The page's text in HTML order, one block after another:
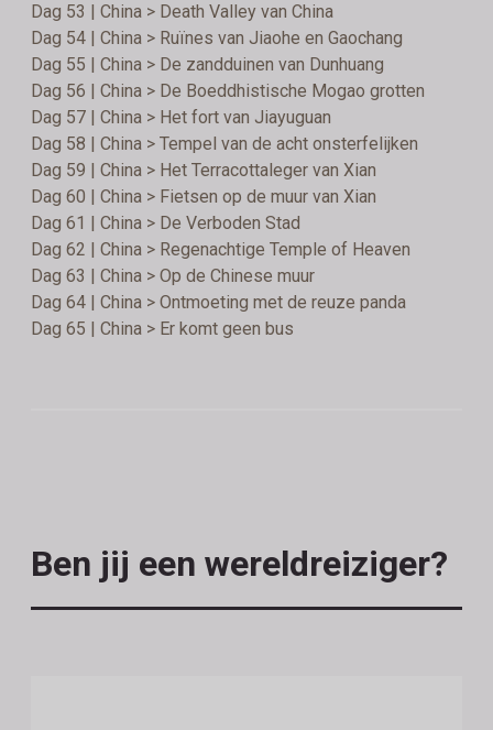
Dag 53 | China > Death Valley van China
Dag 54 | China > Ruïnes van Jiaohe en Gaochang
Dag 55 | China > De zandduinen van Dunhuang
Dag 56 | China > De Boeddhistische Mogao grotten
Dag 57 | China > Het fort van Jiayuguan
Dag 58 | China > Tempel van de acht onsterfelijken
Dag 59 | China > Het Terracottaleger van Xian
Dag 60 | China > Fietsen op de muur van Xian
Dag 61 | China > De Verboden Stad
Dag 62 | China > Regenachtige Temple of Heaven
Dag 63 | China > Op de Chinese muur
Dag 64 | China > Ontmoeting met de reuze panda
Dag 65 | China > Er komt geen bus
Ben jij een wereldreiziger?